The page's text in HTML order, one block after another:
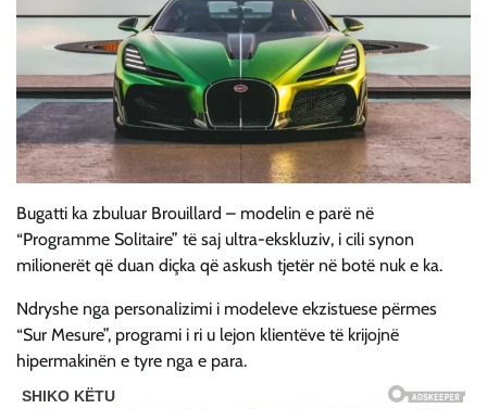
Bugatti ka zbuluar Brouillard – modelin e parë në
“Programme Solitaire” të saj ultra-ekskluziv, i cili synon
milionerët që duan diçka që askush tjetër në botë nuk e ka.
Ndryshe nga personalizimi i modeleve ekzistuese përmes
“Sur Mesure”, programi i ri u lejon klientëve të krijojnë
hipermakinën e tyre nga e para.